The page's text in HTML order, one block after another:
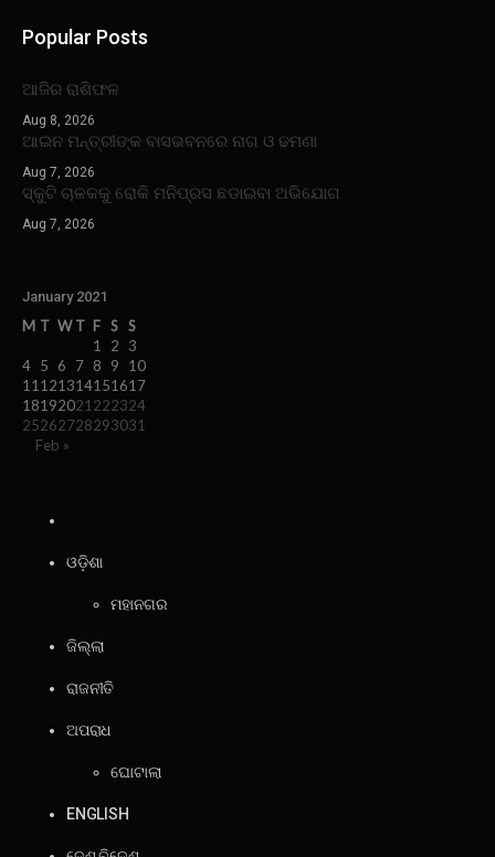
Popular Posts
ଆଜିର ରାଶିଫଳ
Aug 8, 2026
ଆଇନ ମନ୍ତ୍ରୀଙ୍କ ବାସଭବନରେ ନାଗ ଓ ଢମଣା
Aug 7, 2026
ସ୍କୁଟି ଚାଳକକୁ ରୋକି ମନିପ୍ରସ ଛଡାଇବା ଅଭିଯୋଗ
Aug 7, 2026
January 2021
M T W T F S S
1
2
3
4 5 6 7 8 9
10
11121314151617
18192021222324
25262728293031
Feb »
ଓଡ଼ିଶା
ମହାନଗର
ଜିଲ୍ଲା
ରାଜନୀତି
ଅପରାଧ
ଘୋଟାଲା
ENGLISH